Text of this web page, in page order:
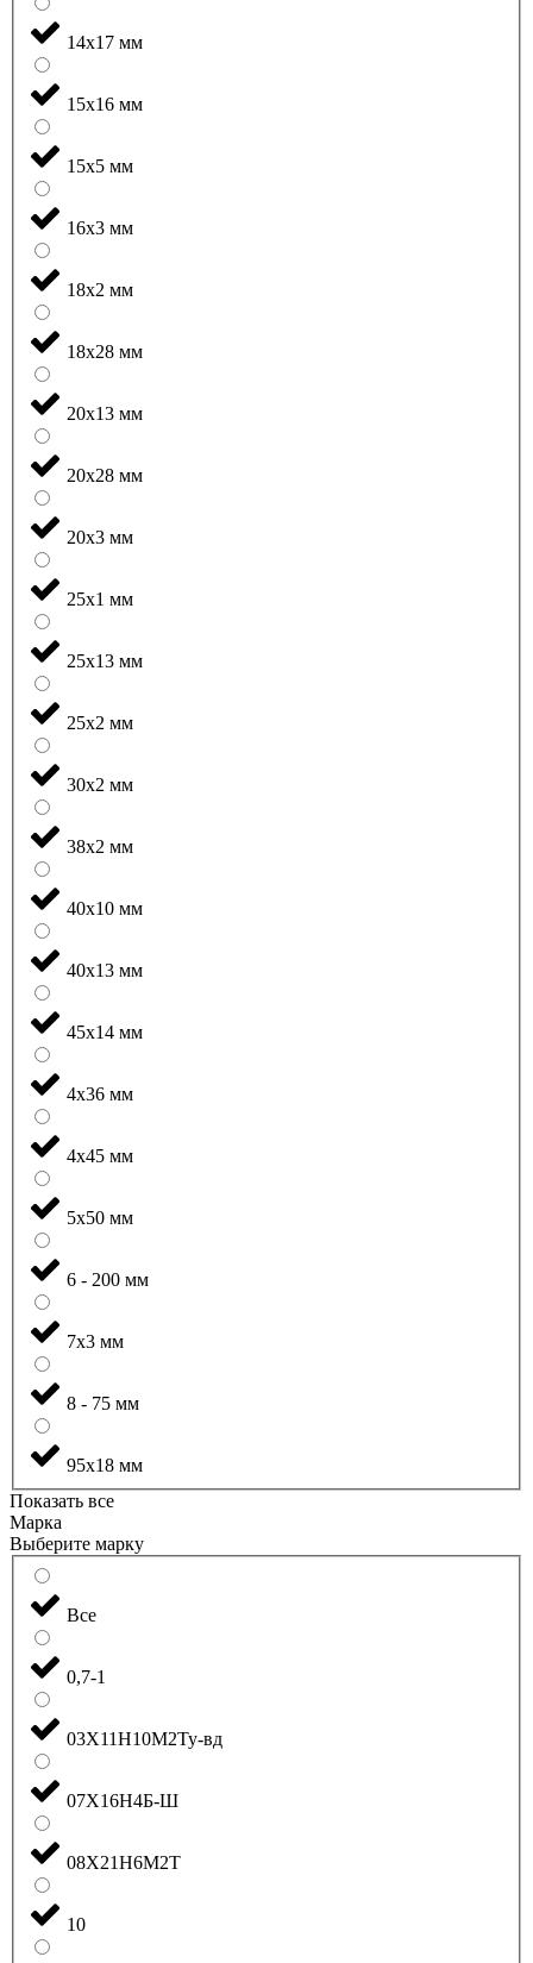
14x17 мм
15x16 мм
15x5 мм
16x3 мм
18x2 мм
18x28 мм
20x13 мм
20x28 мм
20x3 мм
25x1 мм
25x13 мм
25x2 мм
30x2 мм
38x2 мм
40x10 мм
40x13 мм
45x14 мм
4x36 мм
4x45 мм
5x50 мм
6 - 200 мм
7x3 мм
8 - 75 мм
95x18 мм
Показать все
Марка
Выберите марку
Все
0,7-1
03Х11Н10М2Ту-вд
07Х16Н4Б-Ш
08Х21Н6М2Т
10